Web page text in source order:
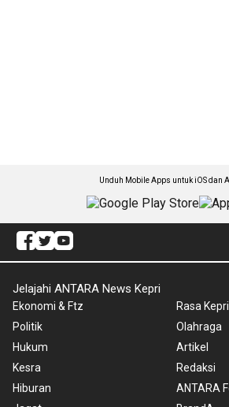
Unduh Mobile Apps untuk iOS dan
Jelajahi ANTARA News Kepri
Ekonomi & Ftz
Politik
Hukum
Kesra
Hiburan
Rasa Kepri
Olahraga
Artikel
Redaksi
ANTARA